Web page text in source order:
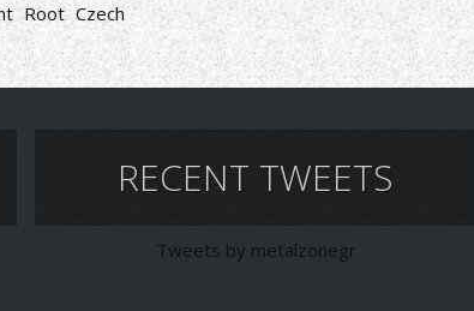
Root Czech
RECENT TWEETS
Tweets by metalzonegr